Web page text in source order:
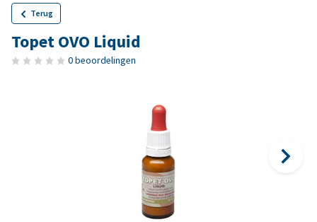
Terug
Topet OVO Liquid
0 beoordelingen